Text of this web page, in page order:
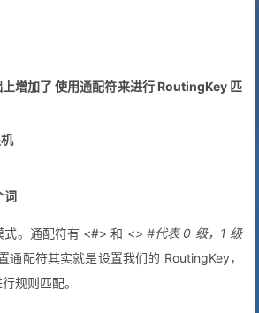
增加了 使用通配符来进行 RoutingKey 匹
词
式。通配符有 <#> 和 <> #代表 0 级，1 级
通配符其实就是设置我们的 RoutingKey，
规则匹配。